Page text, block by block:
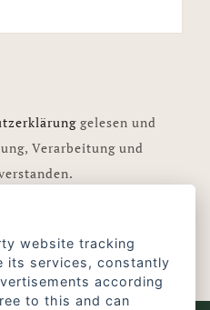
gelesen und
Verarbeitung und
unseren Newsletter und
Newsletter möglich.
website tracking
its services, constantly
according
to this and can